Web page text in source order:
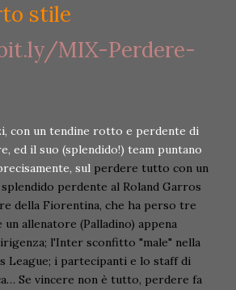
stile
MIX-Perdere-
con un tendine rotto e perdente di
ed il suo (splendido!) team puntano
sul perdere tutto con un
perdente al Roland Garros
della Fiorentina, che ha perso tre
un allenatore (Palladino) appena
l'Inter sconfitto "male" nella
League; i partecipanti e lo staff di
Se vincere non è tutto, perdere fa